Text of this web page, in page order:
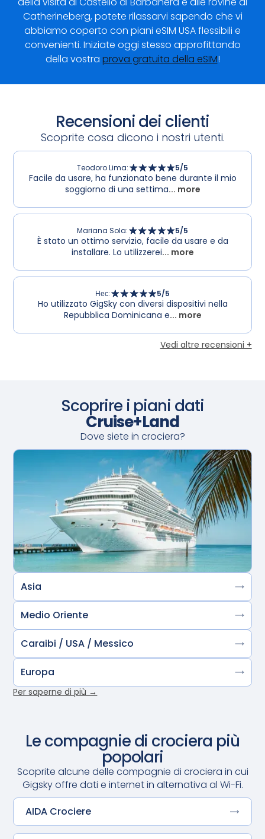
Catherineberg, potete rilassarvi sapendo che vi
abbiamo coperto con piani eSIM USA flessibili e
convenienti. Iniziate oggi stesso approfittando
della vostra prova gratuita della eSIM!
Recensioni dei clienti
Scoprite cosa dicono i nostri utenti.
Teodoro Lima: 5/5
Facile da usare, ha funzionato bene durante il mio
soggiorno di una settima... more
Mariana Sola: 5/5
È stato un ottimo servizio, facile da usare e da
installare. Lo utilizzerei... more
Нес: 5/5
Ho utilizzato GigSky con diversi dispositivi nella
Repubblica Dominicana e... more
Vedi altre recensioni +
Scoprire i piani dati
Cruise+Land
Dove siete in crociera?
Asia
Medio Oriente
Caraibi / USA / Messico
Europa
Per saperne di più →
Le compagnie di crociera più
popolari
Scoprite alcune delle compagnie di crociera in cui
Gigsky offre dati e internet in alternativa al Wi-Fi.
AIDA Crociere